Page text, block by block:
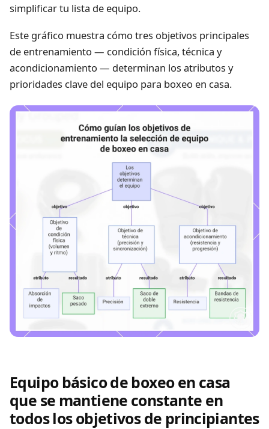
simplificar tu lista de equipo.
Este gráfico muestra cómo tres objetivos principales
de entrenamiento — condición física, técnica y
acondicionamiento — determinan los atributos y
prioridades clave del equipo para boxeo en casa.
Equipo básico de boxeo en casa
que se mantiene constante en
todos los objetivos de principiantes